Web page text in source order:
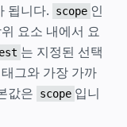
됩니다. scope 인
요소 내에서 요
는 지정된 선택
태그와 가장 가까
값은
scope 입니